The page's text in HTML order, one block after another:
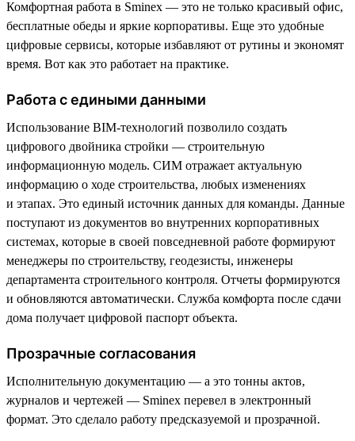
Комфортная работа в Sminex — это не только красивый офис,
бесплатные обеды и яркие корпоративы. Еще это удобные
цифровые сервисы, которые избавляют от рутины и экономят
время. Вот как это работает на практике.
Работа с едиными данными
Использование BIM-технологий позволило создать
цифрового двойника стройки — строительную
информационную модель. СИМ отражает актуальную
информацию о ходе строительства, любых изменениях
и этапах. Это единый источник данных для команды. Данные
поступают из документов во внутренних корпоративных
системах, которые в своей повседневной работе формируют
менеджеры по строительству, геодезисты, инженеры
департамента строительного контроля. Отчеты формируются
и обновляются автоматически. Служба комфорта после сдачи
дома получает цифровой паспорт объекта.
Прозрачные согласования
Исполнительную документацию — а это тонны актов,
журналов и чертежей — Sminex перевел в электронный
формат. Это сделало работу предсказуемой и прозрачной.